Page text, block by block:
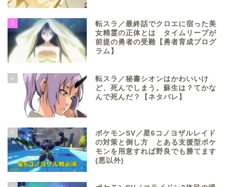
3
転スラ／最終話でクロエに宿った美
女精霊の正体とは タイムリープが
前提の勇者の受難【勇者育成プログ
ラム】
4
転スラ／秘書シオンはかわいいけ
ど、死んでしまう。蘇生は？てかな
んで死んだ？【ネタバレ】
5
ポケモンSV／星6コノヨザルレイド
の対策と倒し方 とある支援型ポケ
モンを用意すれば野良でも勝てます
(悪以外)